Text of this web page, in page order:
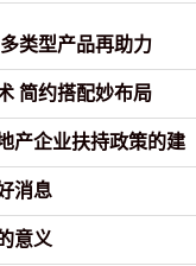
类型产品再助力
简约搭配妙布局
产企业扶持政策的建
消息
意义